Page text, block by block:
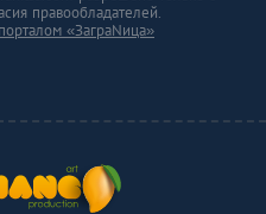
правообладателей.
«ЗаграNица»